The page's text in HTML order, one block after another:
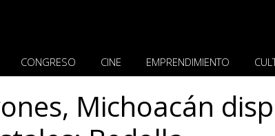
CONGRESO CINE EMPRENDIMIENTO
Michoacán